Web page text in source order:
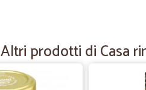
Altri prodotti di Casa